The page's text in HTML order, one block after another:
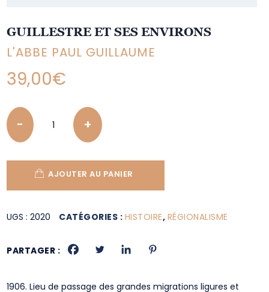
GUILLESTRE ET SES ENVIRONS
L'ABBE PAUL GUILLAUME
39,00€
Quantity
AJOUTER AU PANIER
UGS :2020 CATÉGORIES : HISTOIRE, RÉGIONALISME
PARTAGER :
1906. Lieu de passage des grandes migrations ligures et